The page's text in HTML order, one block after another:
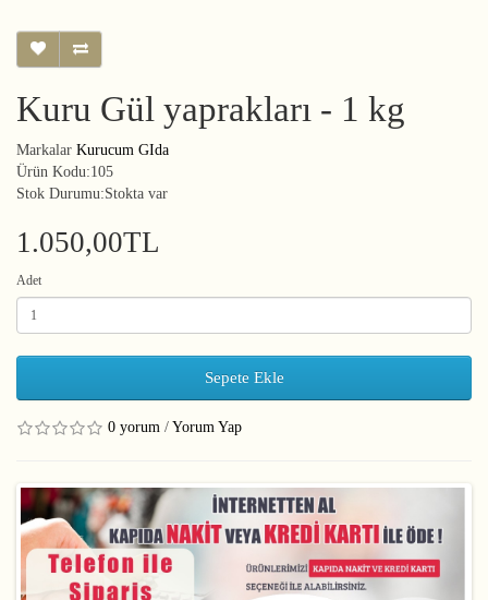
Kuru Gül yaprakları - 1 kg
Markalar Kurucum GIda
Ürün Kodu:105
Stok Durumu:Stokta var
1.050,00TL
Adet
Sepete Ekle
0 yorum / Yorum Yap